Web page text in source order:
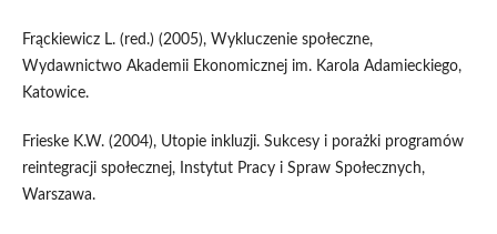
Frąckiewicz L. (red.) (2005), Wykluczenie społeczne,
Wydawnictwo Akademii Ekonomicznej im. Karola Adamieckiego,
Katowice.
Frieske K.W. (2004), Utopie inkluzji. Sukcesy i porażki programów
reintegracji społecznej, Instytut Pracy i Spraw Społecznych,
Warszawa.